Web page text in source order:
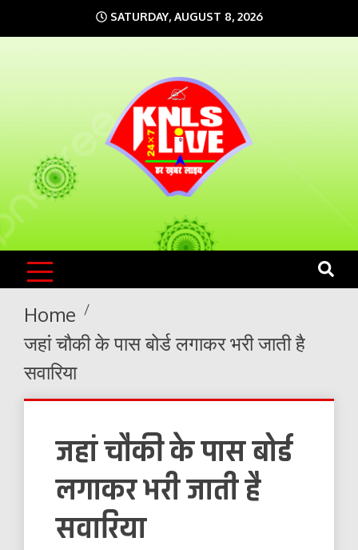
to
SATURDAY, AUGUST 8, 2026
KNLS LIVE
India`s No.1 News Portal
Home
जहां चौकी के पास बोर्ड लगाकर भरी जाती है
सवारिया
जहां चौकी के पास बोर्ड
लगाकर भरी जाती है
सवारिया